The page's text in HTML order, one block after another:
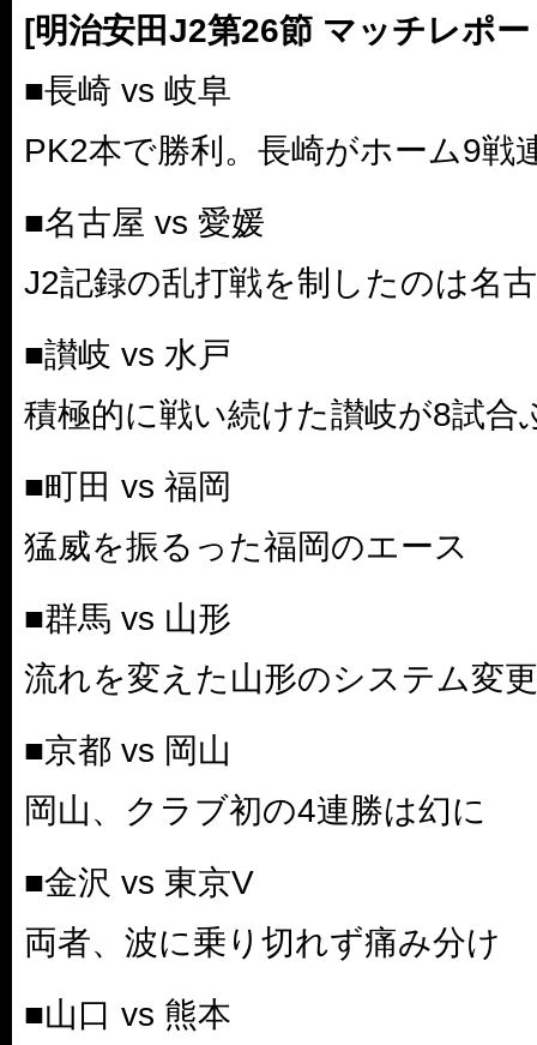
[明治安田J2第26節 マッチレポ
■長崎 vs 岐阜
PK2本で勝利。長崎がホーム9戦
■名古屋 vs 愛媛
J2記録の乱打戦を制したのは名
■讃岐 vs 水戸
積極的に戦い続けた讃岐が8試合
■町田 vs 福岡
猛威を振るった福岡のエース
■群馬 vs 山形
流れを変えた山形のシステム変更
■京都 vs 岡山
岡山、クラブ初の4連勝は幻に
■金沢 vs 東京V
両者、波に乗り切れず痛み分け
■山口 vs 熊本